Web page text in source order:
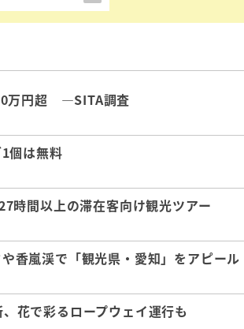
万円超 ―SITA調査
個は無料
時間以上の滞在客向け観光ツアー
香嵐渓で「観光県・愛知」をアピール
花で彩るロープウェイ運行も